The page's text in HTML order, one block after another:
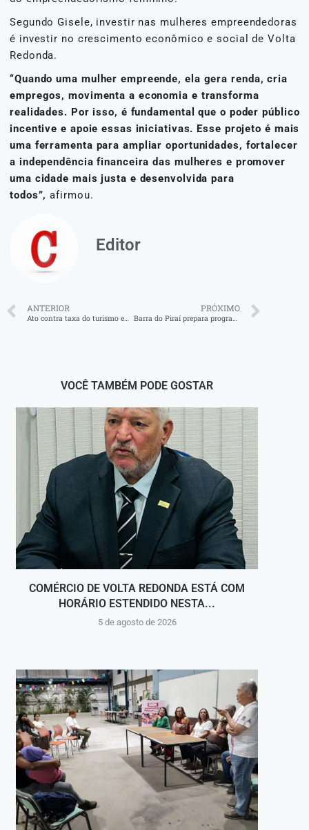
Segundo Gisele, investir nas mulheres empreendedoras
é investir no crescimento econômico e social de Volta
Redonda.
“Quando uma mulher empreende, ela gera renda, cria
empregos, movimenta a economia e transforma
realidades. Por isso, é fundamental que o poder público
incentive e apoie essas iniciativas. Esse projeto é mais
uma ferramenta para ampliar oportunidades, fortalecer
a independência financeira das mulheres e promover
uma cidade mais justa e desenvolvida para
todos”, afirmou.
Editor
ANTERIOR PRÓXIMO
VOCÊ TAMBÉM PODE GOSTAR
COMÉRCIO DE VOLTA REDONDA ESTÁ COM
HORÁRIO ESTENDIDO NESTA...
5 de agosto de 2026